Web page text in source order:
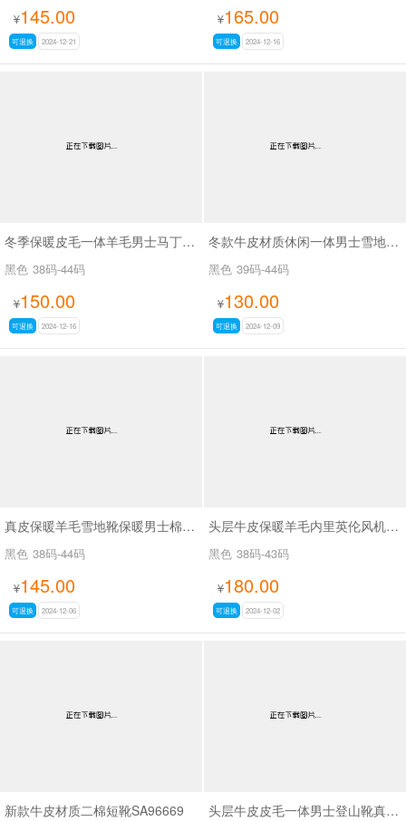
¥145.00
可退换 2024-12-21
¥165.00
可退换 2024-12-16
冬季保暖皮毛一体羊毛男士马丁靴SA2205
黑色 38码-44码
¥150.00
可退换 2024-12-16
冬款牛皮材质休闲一体男士雪地靴SA77-9
黑色 39码-44码
¥130.00
可退换 2024-12-09
真皮保暖羊毛雪地靴保暖男士棉鞋SA7130
黑色 38码-44码
¥145.00
可退换 2024-12-06
头层牛皮保暖羊毛内里英伦风机车风马丁靴SA2273
黑色 38码-43码
¥180.00
可退换 2024-12-02
新款牛皮材质二棉短靴SA96669 头层牛皮皮毛一体男士登山靴真皮军靴SA6692